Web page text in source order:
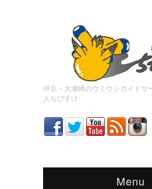
伊豆・大瀬崎のウミウシガイドサ
人ちびすけ
Menu